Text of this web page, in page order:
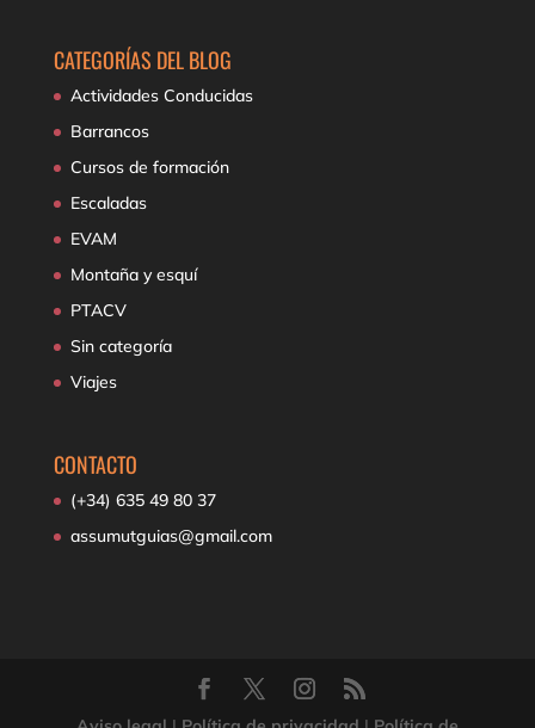
CATEGORÍAS DEL BLOG
Actividades Conducidas
Barrancos
Cursos de formación
Escaladas
EVAM
Montaña y esquí
PTACV
Sin categoría
Viajes
CONTACTO
(+34) 635 49 80 37
assumutguias@gmail.com